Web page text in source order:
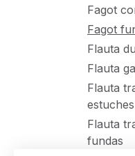
Fagot
Fagot
Flauta
Flauta
Flauta
estuches
Flauta
fundas